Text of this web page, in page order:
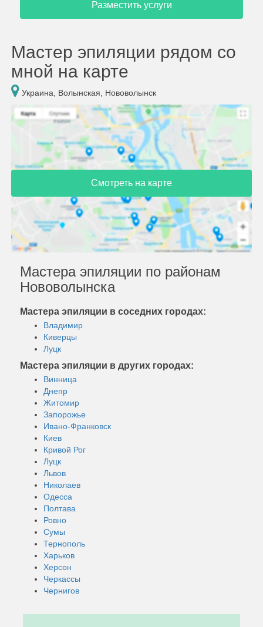
Разместить услуги
Мастер эпиляции рядом со
мной на карте
Украина, Волынская, Нововолынск
Смотреть на карте
Мастера эпиляции по районам
Нововолынска
Мастера эпиляции в соседних городах:
Владимир
Киверцы
Луцк
Мастера эпиляции в других городах:
Винница
Днепр
Житомир
Запорожье
Ивано-Франковск
Киев
Кривой Рог
Луцк
Львов
Николаев
Одесса
Полтава
Ровно
Сумы
Тернополь
Харьков
Херсон
Черкассы
Чернигов